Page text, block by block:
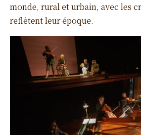
monde, rural et urbain, avec les
reflètent leur époque.